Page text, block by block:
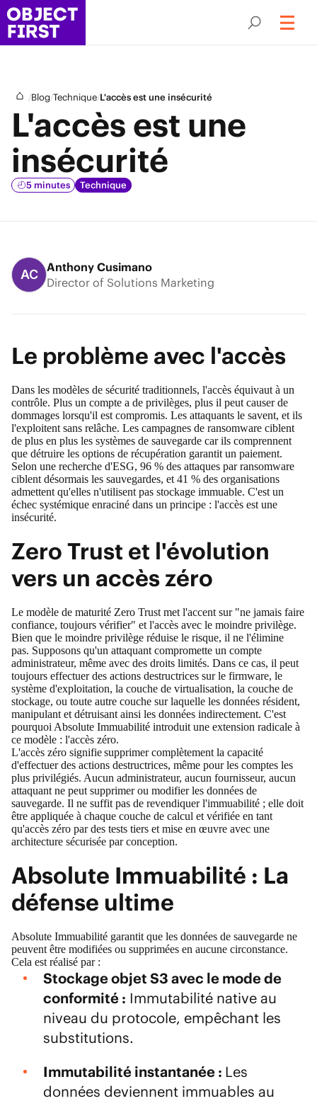
/Blog/Technique/L'accès est une insécurité
L'accès est une
insécurité
5 minutes Technique
AC
Anthony Cusimano
Director of Solutions Marketing
Le problème avec l'accès
Dans les modèles de sécurité traditionnels, l'accès équivaut à un
contrôle. Plus un compte a de privilèges, plus il peut causer de
dommages lorsqu'il est compromis. Les attaquants le savent, et ils
l'exploitent sans relâche. Les campagnes de ransomware ciblent
de plus en plus les systèmes de sauvegarde car ils comprennent
que détruire les options de récupération garantit un paiement.
Selon une recherche d'ESG, 96 % des attaques par ransomware
ciblent désormais les sauvegardes, et 41 % des organisations
admettent qu'elles n'utilisent pas stockage immuable. C'est un
échec systémique enraciné dans un principe : l'accès est une
insécurité.
Zero Trust et l'évolution
vers un accès zéro
Le modèle de maturité Zero Trust met l'accent sur "ne jamais faire
confiance, toujours vérifier" et l'accès avec le moindre privilège.
Bien que le moindre privilège réduise le risque, il ne l'élimine
pas. Supposons qu'un attaquant compromette un compte
administrateur, même avec des droits limités. Dans ce cas, il peut
toujours effectuer des actions destructrices sur le firmware, le
système d'exploitation, la couche de virtualisation, la couche de
stockage, ou toute autre couche sur laquelle les données résident,
manipulant et détruisant ainsi les données indirectement. C'est
pourquoi Absolute Immuabilité introduit une extension radicale à
ce modèle : l'accès zéro.
L'accès zéro signifie supprimer complètement la capacité
d'effectuer des actions destructrices, même pour les comptes les
plus privilégiés. Aucun administrateur, aucun fournisseur, aucun
attaquant ne peut supprimer ou modifier les données de
sauvegarde. Il ne suffit pas de revendiquer l'immuabilité ; elle doit
être appliquée à chaque couche de calcul et vérifiée en tant
qu'accès zéro par des tests tiers et mise en œuvre avec une
architecture sécurisée par conception.
Absolute Immuabilité : La
défense ultime
Absolute Immuabilité garantit que les données de sauvegarde ne
peuvent être modifiées ou supprimées en aucune circonstance.
Cela est réalisé par :
Stockage objet S3 avec le mode de
conformité : Immutabilité native au
niveau du protocole, empêchant les
substitutions.
Immutabilité instantanée : Les
données deviennent immuables au